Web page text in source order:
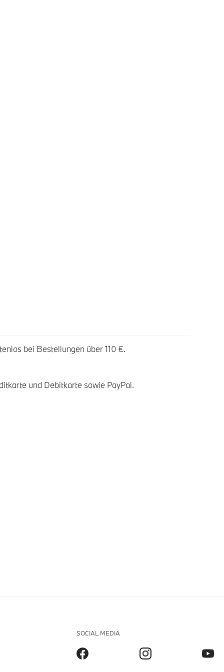
bei Bestellungen über 110 €.
und Debitkarte sowie PayPal.
SOCIAL MEDIA